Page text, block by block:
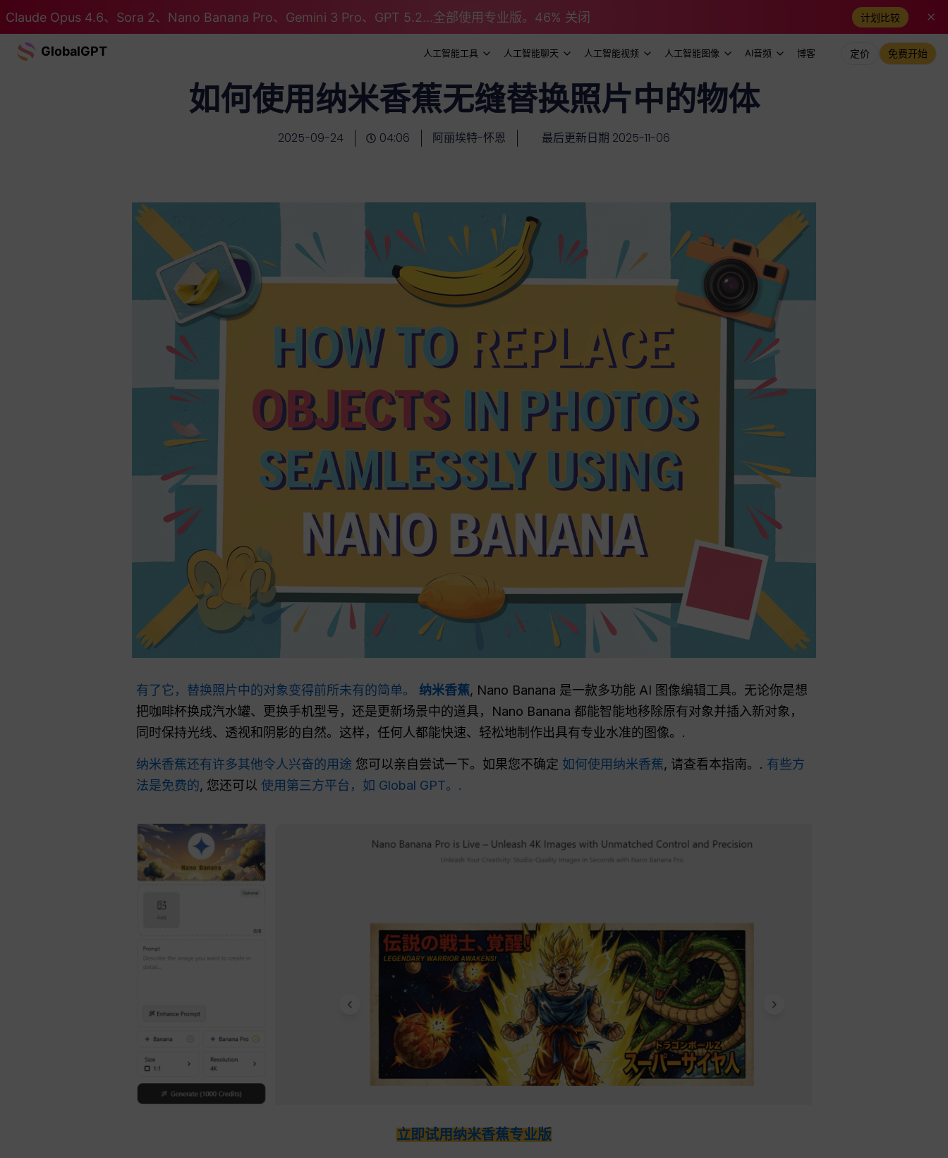
Claude Opus 4.6、Sora 2、Nano Banana Pro、Gemini 3 Pro、GPT 5.2...全部使用专业版。46% 关闭 计划比较
GlobalGPT 人工智能工具 人工智能聊天 人工智能视频 人工智能图像 AI音频 博客 定价 免费开始
如何使用纳米香蕉无缝替换照片中的物体
2025-09-24 04:06 阿丽埃特-怀恩 最后更新日期 2025-11-06
有了它，替换照片中的对象变得前所未有的简单。 纳米香蕉, Nano Banana 是一款多功能 AI 图像编辑工具。无论你是想
把咖啡杯换成汽水罐、更换手机型号，还是更新场景中的道具，Nano Banana 都能智能地移除原有对象并插入新对象，
同时保持光线、透视和阴影的自然。这样，任何人都能快速、轻松地制作出具有专业水准的图像。.
纳米香蕉还有许多其他令人兴奋的用途 您可以亲自尝试一下。如果您不确定 如何使用纳米香蕉, 请查看本指南。. 有些方
法是免费的, 您还可以 使用第三方平台，如 Global GPT。.
立即试用纳米香蕉专业版